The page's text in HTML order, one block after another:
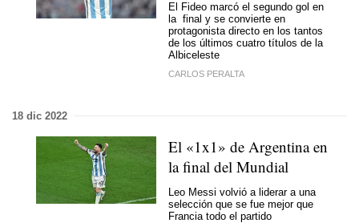
El Fideo marcó el segundo gol en
la final y se convierte en
protagonista directo en los tantos
de los últimos cuatro títulos de la
Albiceleste
CARLOS PERALTA
18 dic 2022
El «1x1» de Argentina en
la final del Mundial
Leo Messi volvió a liderar a una
selección que se fue mejor que
Francia todo el partido